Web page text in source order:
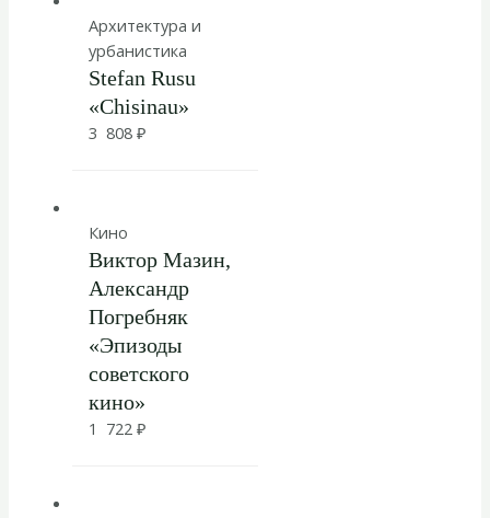
Архитектура и
урбанистика
Stefan Rusu
«Chisinau»
3 808 ₽
Кино
Виктор Мазин,
Александр
Погребняк
«Эпизоды
советского
кино»
1 722 ₽